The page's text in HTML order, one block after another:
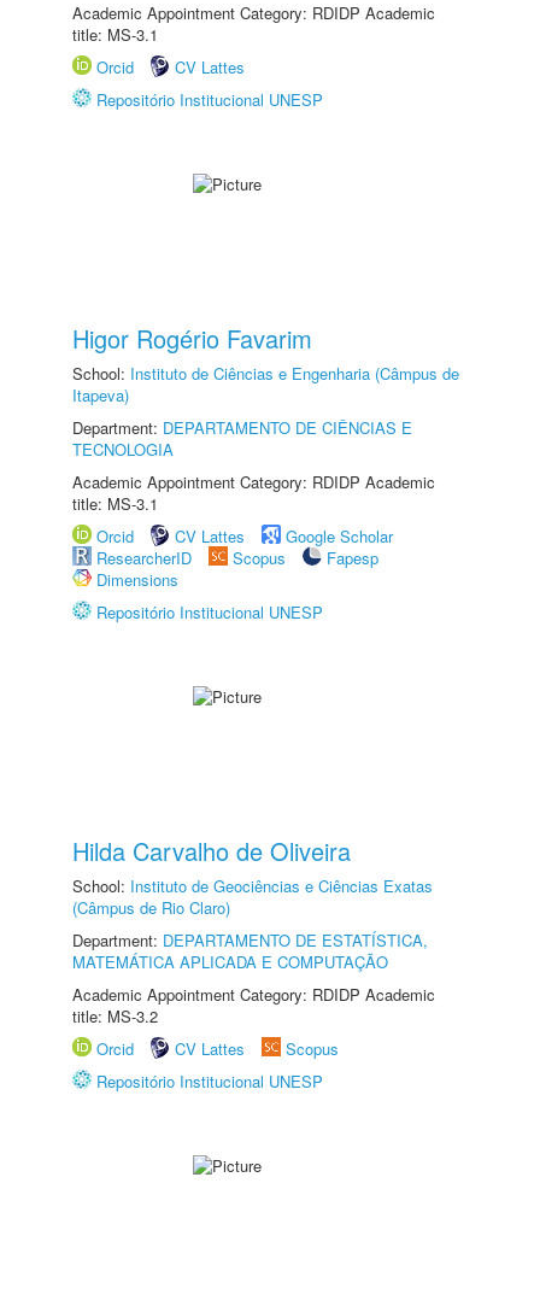
Academic Appointment Category: RDIDP Academic
title: MS-3.1
Orcid
CV Lattes
Repositório Institucional UNESP
Higor Rogério Favarim
School: Instituto de Ciências e Engenharia (Câmpus de
Itapeva)
Department: DEPARTAMENTO DE CIÊNCIAS E
TECNOLOGIA
Academic Appointment Category: RDIDP Academic
title: MS-3.1
Orcid
CV Lattes
Google Scholar
ResearcherID
Scopus
Fapesp
Dimensions
Repositório Institucional UNESP
Hilda Carvalho de Oliveira
School: Instituto de Geociências e Ciências Exatas
(Câmpus de Rio Claro)
Department: DEPARTAMENTO DE ESTATÍSTICA,
MATEMÁTICA APLICADA E COMPUTAÇÃO
Academic Appointment Category: RDIDP Academic
title: MS-3.2
Orcid
CV Lattes
Scopus
Repositório Institucional UNESP